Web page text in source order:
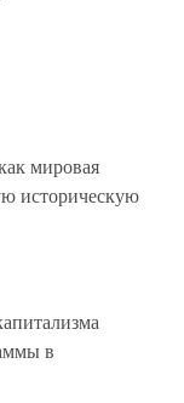
мировая
историческую
в